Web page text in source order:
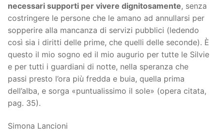
necessari supporti per vivere dignitosamente, senza
costringere le persone che le amano ad annullarsi per
sopperire alla mancanza di servizi pubblici (ledendo
così sia i diritti delle prime, che quelli delle seconde). È
questo il mio sogno ed il mio augurio per tutte le Silvie
e per tutti i guardiani di notte, nella speranza che
passi presto l’ora più fredda e buia, quella prima
dell’alba, e sorga «puntualissimo il sole» (opera citata,
pag. 35).
Simona Lancioni